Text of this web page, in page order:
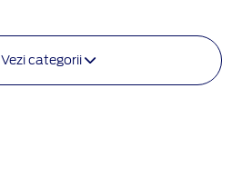
Vezi categorii